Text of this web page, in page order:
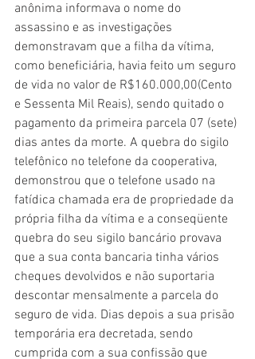
anônima informava o nome do
assassino e as investigações
demonstravam que a filha da vítima,
como beneficiária, havia feito um seguro
de vida no valor de R$160.000,00(Cento
e Sessenta Mil Reais), sendo quitado o
pagamento da primeira parcela 07 (sete)
dias antes da morte. A quebra do sigilo
telefônico no telefone da cooperativa,
demonstrou que o telefone usado na
fatídica chamada era de propriedade da
própria filha da vítima e a conseqüente
quebra do seu sigilo bancário provava
que a sua conta bancaria tinha vários
cheques devolvidos e não suportaria
descontar mensalmente a parcela do
seguro de vida. Dias depois a sua prisão
temporária era decretada, sendo
cumprida com a sua confissão que